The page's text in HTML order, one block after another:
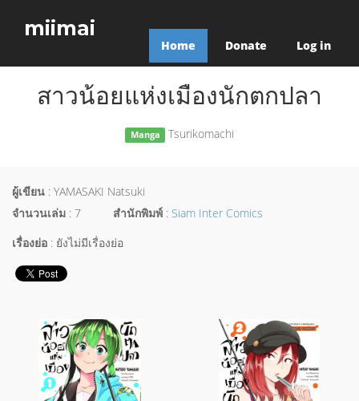
miimai
Home Donate Log in
สาวน้อยแห่งเมืองนักตกปลา
Manga Tsurikomachi
ผู้เขียน : YAMASAKI Natsuki
จำนวนเล่ม : 7 สำนักพิมพ์ : Siam Inter Comics
เรื่องย่อ : ยังไม่มีเรื่องย่อ